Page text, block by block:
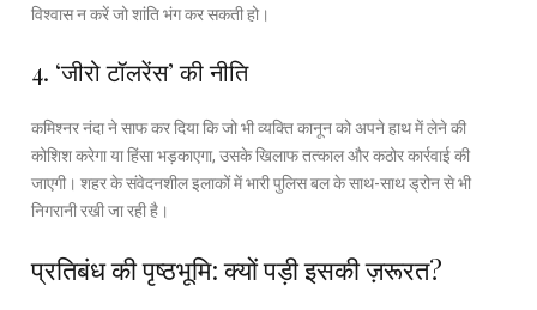
विश्वास न करें जो शांति भंग कर सकती हो।
4. ‘जीरो टॉलरेंस’ की नीति
कमिश्नर नंदा ने साफ कर दिया कि जो भी व्यक्ति कानून को अपने हाथ में लेने की
कोशिश करेगा या हिंसा भड़काएगा, उसके खिलाफ तत्काल और कठोर कार्रवाई की
जाएगी। शहर के संवेदनशील इलाकों में भारी पुलिस बल के साथ-साथ ड्रोन से भी
निगरानी रखी जा रही है।
प्रतिबंध की पृष्ठभूमि: क्यों पड़ी इसकी ज़रूरत?